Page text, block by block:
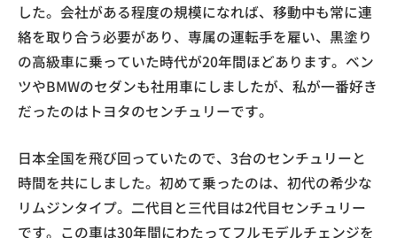
した。会社がある程度の規模になれば、移動中も常に連
絡を取り合う必要があり、専属の運転手を雇い、黒塗り
の高級車に乗っていた時代が20年間ほどあります。ベン
ツやBMWのセダンも社用車にしましたが、私が一番好き
だったのはトヨタのセンチュリーです。
日本全国を飛び回っていたので、3台のセンチュリーと
時間を共にしました。初めて乗ったのは、初代の希少な
リムジンタイプ。二代目と三代目は2代目センチュリー
です。この車は30年間にわたってフルモデルチェンジを